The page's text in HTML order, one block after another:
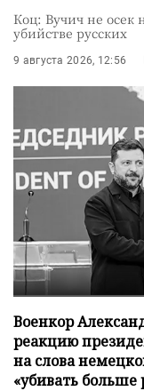
Коц: Вучич не осек
убийстве русских
9 августа 2026, 12:56
Военкор
реакцию
на слова
«убивать больше